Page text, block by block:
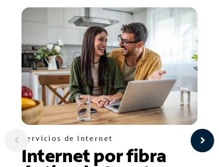
Servicios de Internet
Internet por fibra